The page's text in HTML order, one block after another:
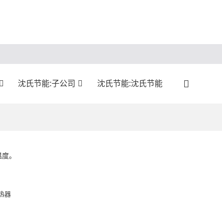
沈氏节能:子公司 沈氏节能:沈氏节能
。
器